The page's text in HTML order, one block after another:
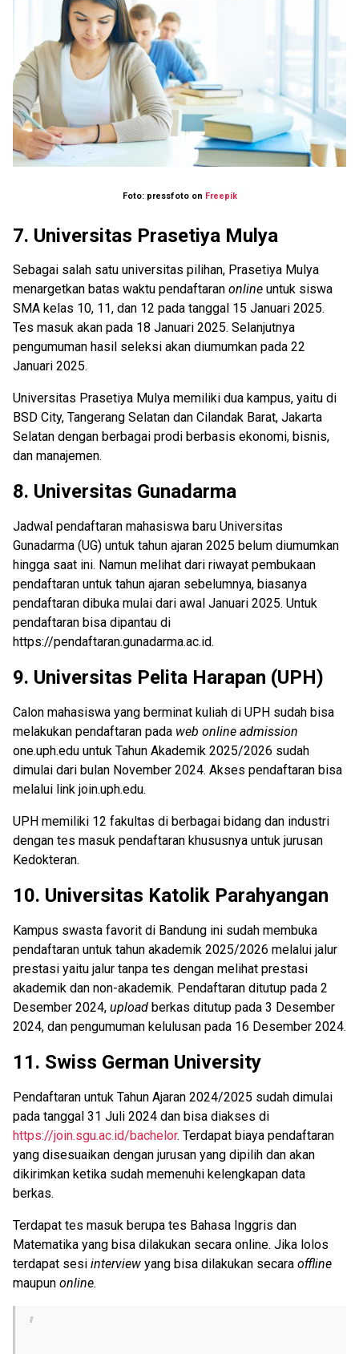
Foto: pressfoto on Freepik
7. Universitas Prasetiya Mulya
Sebagai salah satu universitas pilihan, Prasetiya Mulya
menargetkan batas waktu pendaftaran online untuk siswa
SMA kelas 10, 11, dan 12 pada tanggal 15 Januari 2025.
Tes masuk akan pada 18 Januari 2025. Selanjutnya
pengumuman hasil seleksi akan diumumkan pada 22
Januari 2025.
Universitas Prasetiya Mulya memiliki dua kampus, yaitu di
BSD City, Tangerang Selatan dan Cilandak Barat, Jakarta
Selatan dengan berbagai prodi berbasis ekonomi, bisnis,
dan manajemen.
8. Universitas Gunadarma
Jadwal pendaftaran mahasiswa baru Universitas
Gunadarma (UG) untuk tahun ajaran 2025 belum diumumkan
hingga saat ini. Namun melihat dari riwayat pembukaan
pendaftaran untuk tahun ajaran sebelumnya, biasanya
pendaftaran dibuka mulai dari awal Januari 2025. Untuk
pendaftaran bisa dipantau di
https://pendaftaran.gunadarma.ac.id.
9. Universitas Pelita Harapan (UPH)
Calon mahasiswa yang berminat kuliah di UPH sudah bisa
melakukan pendaftaran pada web online admission
one.uph.edu untuk Tahun Akademik 2025/2026 sudah
dimulai dari bulan November 2024. Akses pendaftaran bisa
melalui link join.uph.edu.
UPH memiliki 12 fakultas di berbagai bidang dan industri
dengan tes masuk pendaftaran khususnya untuk jurusan
Kedokteran.
10. Universitas Katolik Parahyangan
Kampus swasta favorit di Bandung ini sudah membuka
pendaftaran untuk tahun akademik 2025/2026 melalui jalur
prestasi yaitu jalur tanpa tes dengan melihat prestasi
akademik dan non-akademik. Pendaftaran ditutup pada 2
Desember 2024, upload berkas ditutup pada 3 Desember
2024, dan pengumuman kelulusan pada 16 Desember 2024.
11. Swiss German University
Pendaftaran untuk Tahun Ajaran 2024/2025 sudah dimulai
pada tanggal 31 Juli 2024 dan bisa diakses di
https://join.sgu.ac.id/bachelor. Terdapat biaya pendaftaran
yang disesuaikan dengan jurusan yang dipilih dan akan
dikirimkan ketika sudah memenuhi kelengkapan data
berkas.
Terdapat tes masuk berupa tes Bahasa Inggris dan
Matematika yang bisa dilakukan secara online. Jika lolos
terdapat sesi interview yang bisa dilakukan secara offline
maupun online.